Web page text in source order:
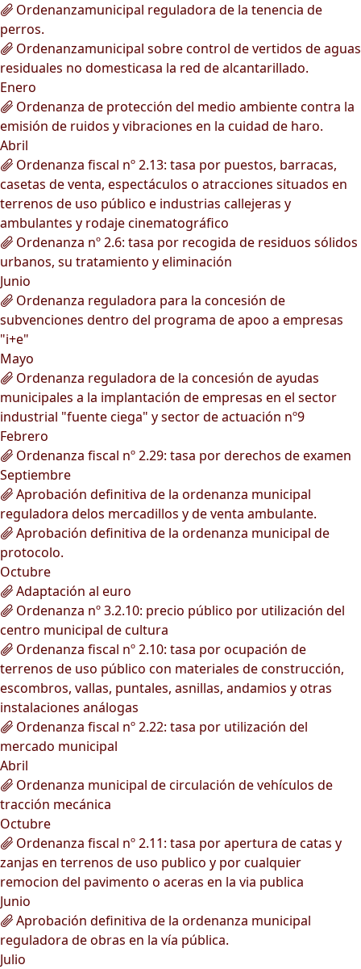
Ordenanzamunicipal reguladora de la tenencia de
perros.
Ordenanzamunicipal sobre control de vertidos de aguas
residuales no domesticasa la red de alcantarillado.
Enero
Ordenanza de protección del medio ambiente contra la
emisión de ruidos y vibraciones en la cuidad de haro.
Abril
Ordenanza fiscal nº 2.13: tasa por puestos, barracas,
casetas de venta, espectáculos o atracciones situados en
terrenos de uso público e industrias callejeras y
ambulantes y rodaje cinematográfico
Ordenanza nº 2.6: tasa por recogida de residuos sólidos
urbanos, su tratamiento y eliminación
Junio
Ordenanza reguladora para la concesión de
subvenciones dentro del programa de apoo a empresas
"i+e"
Mayo
Ordenanza reguladora de la concesión de ayudas
municipales a la implantación de empresas en el sector
industrial "fuente ciega" y sector de actuación nº9
Febrero
Ordenanza fiscal nº 2.29: tasa por derechos de examen
Septiembre
Aprobación definitiva de la ordenanza municipal
reguladora delos mercadillos y de venta ambulante.
Aprobación definitiva de la ordenanza municipal de
protocolo.
Octubre
Adaptación al euro
Ordenanza nº 3.2.10: precio público por utilización del
centro municipal de cultura
Ordenanza fiscal nº 2.10: tasa por ocupación de
terrenos de uso público con materiales de construcción,
escombros, vallas, puntales, asnillas, andamios y otras
instalaciones análogas
Ordenanza fiscal nº 2.22: tasa por utilización del
mercado municipal
Abril
Ordenanza municipal de circulación de vehículos de
tracción mecánica
Octubre
Ordenanza fiscal nº 2.11: tasa por apertura de catas y
zanjas en terrenos de uso publico y por cualquier
remocion del pavimento o aceras en la via publica
Junio
Aprobación definitiva de la ordenanza municipal
reguladora de obras en la vía pública.
Julio